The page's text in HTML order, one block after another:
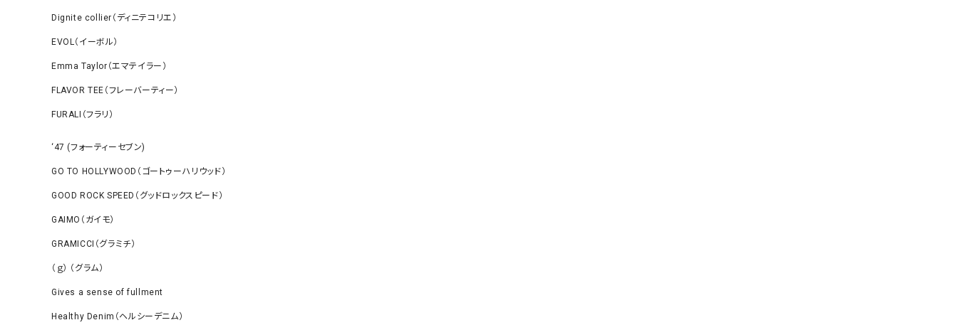
Dignite collier（ディニテコリエ）
EVOL（イーボル）
Emma Taylor（エマテイラー）
FLAVOR TEE（フレーバーティー）
FURALI（フラリ）
‘47 (フォーティーセブン)
GO TO HOLLYWOOD（ゴートゥーハリウッド）
GOOD ROCK SPEED（グッドロックスピード）
GAIMO（ガイモ）
GRAMICCI（グラミチ）
（ｇ） （グラム）
Gives a sense of fullment
Healthy Denim（ヘルシーデニム）